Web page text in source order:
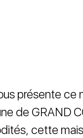
présente ce
de GRAND
cette